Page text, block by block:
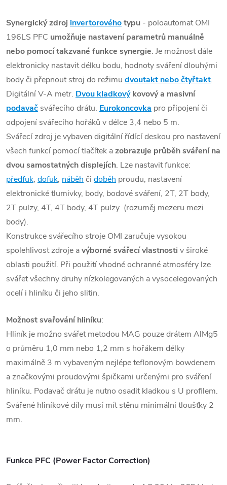
Synergický zdroj invertorovéhotypu - poloautomat OMI
196LS PFC umožňuje nastavení parametrů manuálně
nebo pomocí takzvané funkce synergie. Je možnost dále
elektronicky nastavit délku bodu, hodnoty sváření dlouhými
body či přepnout stroj do režimu dvoutakt nebo čtyřtakt.
Digitální V-A metr. Dvou kladkovýkovový a masivní
podavač svářecího drátu. Eurokoncovka pro připojení či
odpojení svářecího hořáků v délce 3,4 nebo 5 m.
Svářecí zdroj je vybaven digitální řídící deskou pro nastavení
všech funkcí pomocí tlačítek azobrazuje průběh sváření na
dvou samostatných displejích. Lze nastavit funkce:
předfuk, dofuk, náběh či doběh proudu, nastavení
elektronické tlumivky, body, bodové sváření, 2T, 2T body,
2T pulzy, 4T, 4T body, 4T pulzy (rozuměj mezeru mezi
body).
Konstrukce svářecího stroje OMI zaručuje vysokou
spolehlivost zdroje avýborné svářecí vlastnosti v široké
oblasti použití. Při použití vhodné ochranné atmosféry lze
svářet všechny druhy nízkolegovaných a vysocelegovaných
ocelí i hliníku či jeho slitin.
Možnost svařování hliníku:
Hliník je možno svářet metodou MAG pouze drátem AlMg5
o průměru 1,0 mm nebo 1,2 mm s hořákem délky
maximálně 3 m vybaveným nejlépe teflonovým bowdenem
a značkovými proudovými špičkami určenými pro sváření
hliníku. Podavač drátu je nutno osadit kladkou s U profilem.
Svářené hliníkové díly musí mít stěnu minimální tloušťky 2
mm.
Funkce PFC (Power Factor Correction)